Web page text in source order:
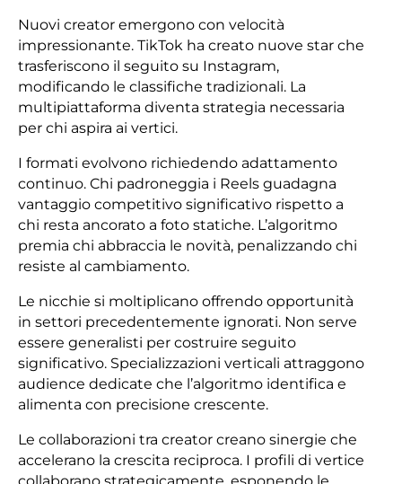
Nuovi creator emergono con velocità
impressionante. TikTok ha creato nuove star che
trasferiscono il seguito su Instagram,
modificando le classifiche tradizionali. La
multipiattaforma diventa strategia necessaria
per chi aspira ai vertici.
I formati evolvono richiedendo adattamento
continuo. Chi padroneggia i Reels guadagna
vantaggio competitivo significativo rispetto a
chi resta ancorato a foto statiche. L’algoritmo
premia chi abbraccia le novità, penalizzando chi
resiste al cambiamento.
Le nicchie si moltiplicano offrendo opportunità
in settori precedentemente ignorati. Non serve
essere generalisti per costruire seguito
significativo. Specializzazioni verticali attraggono
audience dedicate che l’algoritmo identifica e
alimenta con precisione crescente.
Le collaborazioni tra creator creano sinergie che
accelerano la crescita reciproca. I profili di vertice
collaborano strategicamente, esponendo le